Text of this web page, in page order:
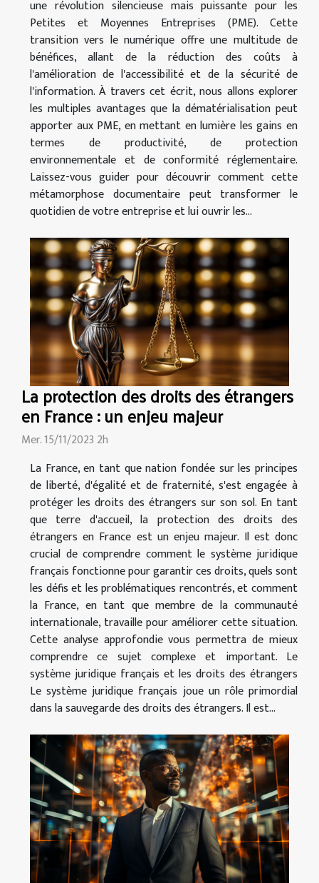
une révolution silencieuse mais puissante pour les
Petites et Moyennes Entreprises (PME). Cette
transition vers le numérique offre une multitude de
bénéfices, allant de la réduction des coûts à
l'amélioration de l'accessibilité et de la sécurité de
l'information. À travers cet écrit, nous allons explorer
les multiples avantages que la dématérialisation peut
apporter aux PME, en mettant en lumière les gains en
termes de productivité, de protection
environnementale et de conformité réglementaire.
Laissez-vous guider pour découvrir comment cette
métamorphose documentaire peut transformer le
quotidien de votre entreprise et lui ouvrir les...
La protection des droits des étrangers
en France : un enjeu majeur
Mer. 15/11/2023 2h
La France, en tant que nation fondée sur les principes
de liberté, d'égalité et de fraternité, s'est engagée à
protéger les droits des étrangers sur son sol. En tant
que terre d'accueil, la protection des droits des
étrangers en France est un enjeu majeur. Il est donc
crucial de comprendre comment le système juridique
français fonctionne pour garantir ces droits, quels sont
les défis et les problématiques rencontrés, et comment
la France, en tant que membre de la communauté
internationale, travaille pour améliorer cette situation.
Cette analyse approfondie vous permettra de mieux
comprendre ce sujet complexe et important. Le
système juridique français et les droits des étrangers
Le système juridique français joue un rôle primordial
dans la sauvegarde des droits des étrangers. Il est...